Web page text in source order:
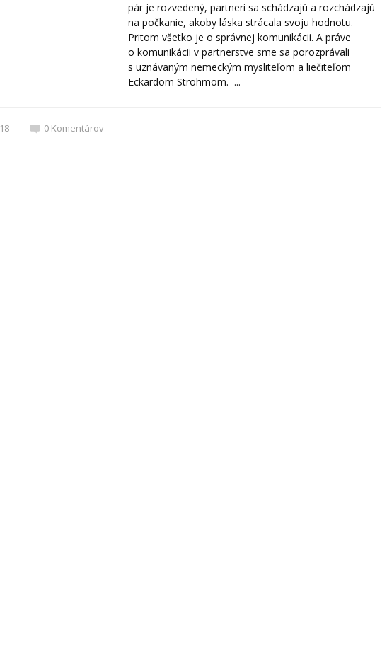
pár je rozvedený, partneri sa schádzajú a rozchádzajú
na počkanie, akoby láska strácala svoju hodnotu.
Pritom všetko je o správnej komunikácii. A práve
o komunikácii v partnerstve sme sa porozprávali
s uznávaným nemeckým mysliteľom a liečiteľom
Eckardom Strohmom. ...
0 Komentárov